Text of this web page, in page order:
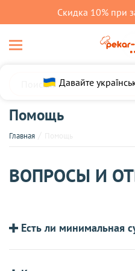
Скидка 10% при
Давайте
Помощь
Главная
ВОПРОСЫ И
Есть ли минимальная